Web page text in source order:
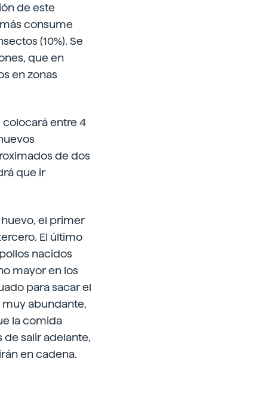
de este
consume
(10%). Se
que en
en zonas
colocará entre 4
de dos
que ir
el primer
El último
nacidos
mayor en los
para sacar el
muy abundante,
la comida
salir adelante,
en cadena.